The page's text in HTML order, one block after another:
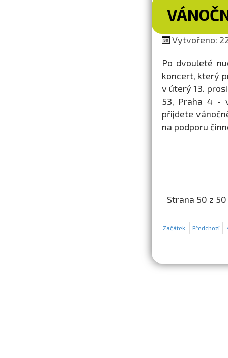
Vytvořeno:
Po dvouleté
koncert, který
v úterý 13.
53, Praha 4 -
přijdete
na podporu
Strana 50 z 50
Začátek Předchozí